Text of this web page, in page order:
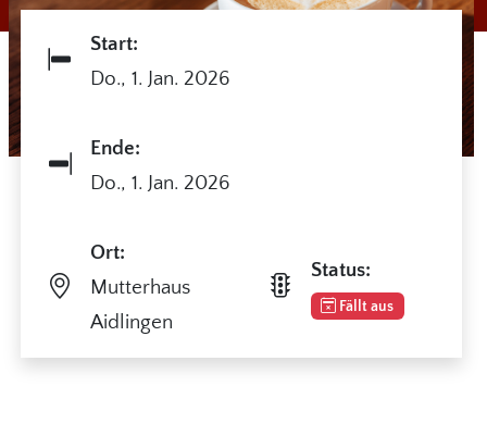
Start:
Do., 1. Jan. 2026
Ende:
Do., 1. Jan. 2026
Ort:
Mutterhaus
Aidlingen
Status:
Fällt aus